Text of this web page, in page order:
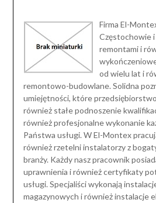
Firma El-
Częstochowie i
remontami i
od wielu lat i
remontowo-budowlane. Solidna
umiejętności, które
również stałe podnoszenie
również profesjonalne wykonanie
Państwa usługi. W El-Montex
również rzetelni instalatorzy z
branży. Każdy nasz pracownik
uprawnienia i również certyfikaty
usługi. Specjaliści wykonają
magazynowych i również instalacje